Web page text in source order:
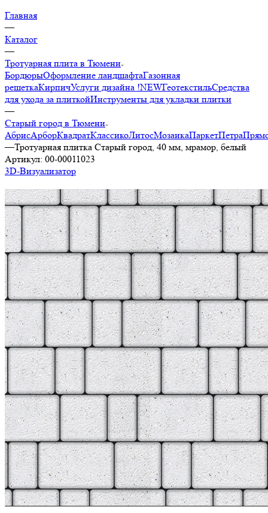
Главная
—
Каталог
—
Тротуарная плита в Тюмени
БордюрыОформление ландшафтаГазонная
решеткаКирпичУслуги дизайна !NEWГеотекстильСредства
для ухода за плиткойИнструменты для укладки плитки
—
Старый город в Тюмени
АбрисАрборКвадратКлассикоЛитосМозаикаПаркетПетра
—Тротуарная плитка Старый город, 40 мм, мрамор, белый
Артикул: 00-00011023
3D-Визуализатор